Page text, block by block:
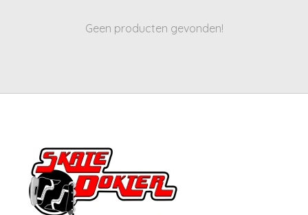
Geen producten gevonden!